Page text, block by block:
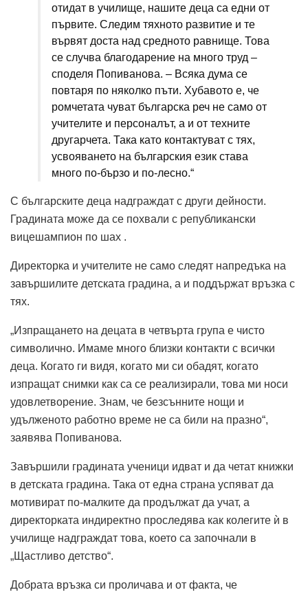
отидат в училище, нашите деца са едни от
първите. Следим тяхното развитие и те
вървят доста над средното равнище. Това
се случва благодарение на много труд –
споделя Попиванова. – Всяка дума се
повтаря по няколко пъти. Хубавото е, че
ромчетата чуват българска реч не само от
учителите и персоналът, а и от техните
другарчета. Така като контактуват с тях,
усвояването на българския език става
много по-бързо и по-лесно.“
С българските деца надграждат с други дейности.
Градината може да се похвали с републикански
вицешампион по шах .
Директорка и учителите не само следят напредъка на
завършилите детската градина, а и поддържат връзка с
тях.
„Изпращането на децата в четвърта група е чисто
символично. Имаме много близки контакти с всички
деца. Когато ги видя, когато ми си обадят, когато
изпращат снимки как са се реализирали, това ми носи
удовлетворение. Знам, че безсънните нощи и
удълженото работно време не са били на празно“,
заявява Попиванова.
Завършили градината ученици идват и да четат книжки
в детската градина. Така от една страна успяват да
мотивират по-малките да продължат да учат, а
директорката индиректно проследява как колегите ѝ в
училище надграждат това, което са започнали в
„Щастливо детство“.
Добрата връзка си проличава и от факта, че